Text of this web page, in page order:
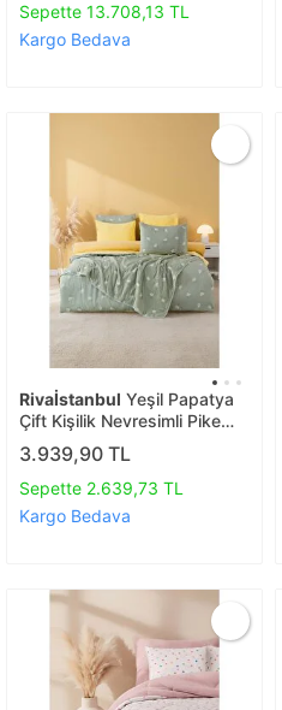
Sepette 13.708,13 TL
Kargo Bedava
Rivaİstanbul Yeşil Papatya
Çift Kişilik Nevresimli Pike
Takımı - 7 Parça Çeyiz Seti
3.939,90 TL
Sepette 2.639,73 TL
Kargo Bedava